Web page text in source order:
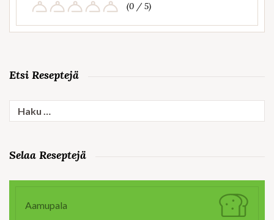
(0 / 5)
Etsi Reseptejä
Haku:
Selaa Reseptejä
Aamupala